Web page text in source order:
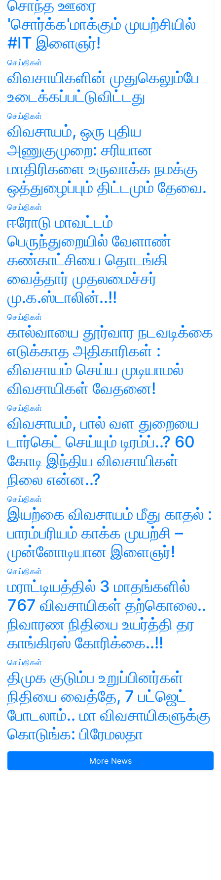
சொந்த ஊரை
'சொர்க்க'மாக்கும் முயற்சியில்
#IT இளைஞர்!
செய்திகள்
விவசாயிகளின் முதுகெலும்பே
உடைக்கப்பட்டுவிட்டது
செய்திகள்
விவசாயம், ஒரு புதிய
அணுகுமுறை: சரியான
மாதிரிகளை உருவாக்க நமக்கு
ஒத்துழைப்பும் திட்டமும் தேவை.
செய்திகள்
ஈரோடு மாவட்டம்
பெருந்துறையில் வேளாண்
கண்காட்சியை தொடங்கி
வைத்தார் முதலமைச்சர்
மு.க.ஸ்டாலின்..!!
செய்திகள்
கால்வாயை தூர்வார நடவடிக்கை
எடுக்காத அதிகாரிகள் :
விவசாயம் செய்ய முடியாமல்
விவசாயிகள் வேதனை!
செய்திகள்
விவசாயம், பால் வள துறையை
டார்கெட் செய்யும் டிரம்ப்..? 60
கோடி இந்திய விவசாயிகள்
நிலை என்ன..?
செய்திகள்
இயற்கை விவசாயம் மீது காதல் :
பாரம்பரியம் காக்க முயற்சி –
முன்னோடியான இளைஞர்!
செய்திகள்
மராட்டியத்தில் 3 மாதங்களில்
767 விவசாயிகள் தற்கொலை..
நிவாரண நிதியை உயர்த்தி தர
காங்கிரஸ் கோரிக்கை..!!
செய்திகள்
திமுக குடும்ப உறுப்பினர்கள்
நிதியை வைத்தே, 7 பட்ஜெட்
போடலாம்.. மா விவசாயிகளுக்கு
கொடுங்க: பிரேமலதா
More News